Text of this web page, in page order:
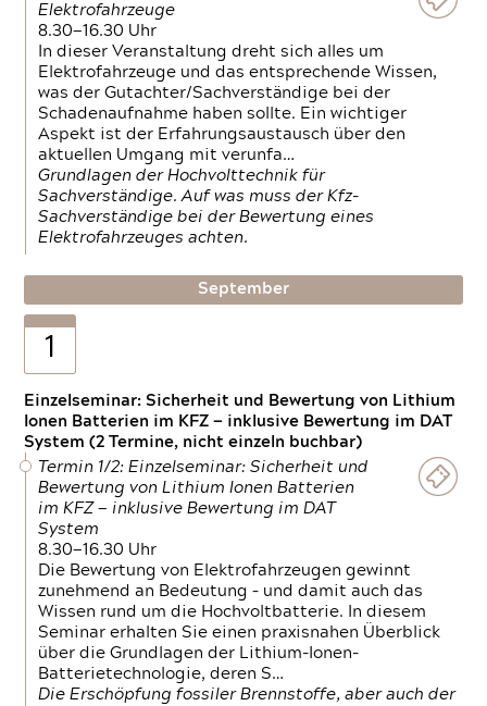
Elektrofahrzeuge
8.30—16.30 Uhr
In dieser Veranstaltung dreht sich alles um
Elektrofahrzeuge und das entsprechende Wissen,
was der Gutachter/Sachverständige bei der
Schadenaufnahme haben sollte. Ein wichtiger
Aspekt ist der Erfahrungsaustausch über den
aktuellen Umgang mit verunfa…
Grundlagen der Hochvolttechnik für
Sachverständige. Auf was muss der Kfz-
Sachverständige bei der Bewertung eines
Elektrofahrzeuges achten.
September
1
Einzelseminar: Sicherheit und Bewertung von Lithium
Ionen Batterien im KFZ — inklusive Bewertung im DAT
System (2 Termine, nicht einzeln buchbar)
Termin 1/2: Einzelseminar: Sicherheit und
Bewertung von Lithium Ionen Batterien
im KFZ — inklusive Bewertung im DAT
System
8.30—16.30 Uhr
Die Bewertung von Elektrofahrzeugen gewinnt
zunehmend an Bedeutung – und damit auch das
Wissen rund um die Hochvoltbatterie. In diesem
Seminar erhalten Sie einen praxisnahen Überblick
über die Grundlagen der Lithium-Ionen-
Batterietechnologie, deren S…
Die Erschöpfung fossiler Brennstoffe, aber auch der